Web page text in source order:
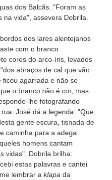
dos Balcãs. "Foram as
vida", assevera Dobrila.
dos lares alentejanos
com o branco
cores do arco-íris, levados
abraços de cal que vão
ficou agarrada e não se
o branco não é cor, mas
lhe fotografando
José dá a legenda: "Que
gente escura, tisnada de
caminha para a adega
homens cantam
vidas". Dobrila brilha:
estas palavras e cantei
lembrar a klapa da